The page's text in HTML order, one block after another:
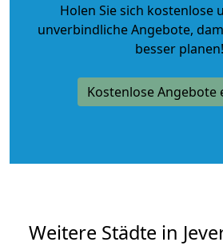
Holen Sie sich kostenlose
unverbindliche Angebote,
besser planen!
Kostenlose Angebote
Weitere Städte in